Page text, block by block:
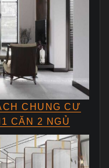
CHUNG CƯ
CĂN 2 NGỦ